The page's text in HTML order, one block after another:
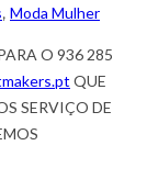
, Moda Mulher
O 936 285
QUE
SERVIÇO DE